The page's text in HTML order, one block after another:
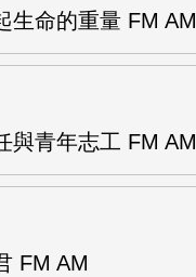
生命的重量 FM AM
與青年志工 FM AM
FM AM